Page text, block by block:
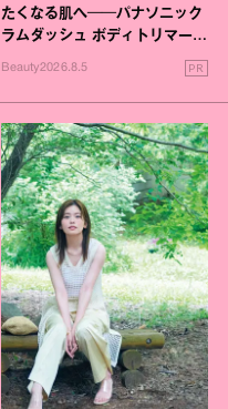
たくなる肌へ──パナソニック
ラムダッシュ ボディトリマーが
進化！
Beauty2026.8.5 PR